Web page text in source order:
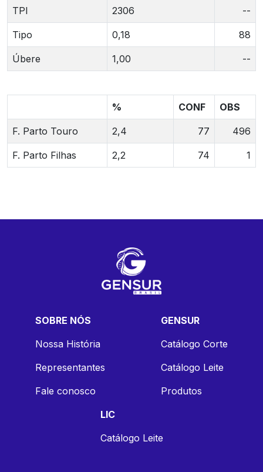
TPI 2306 --
Tipo 0,18 88
Úbere 1,00 --
% CONF OBS
F. Parto Touro 2,4 77 496
F. Parto Filhas 2,2 74 1
SOBRE NÓS
Nossa História
Representantes
Fale conosco
GENSUR
Catálogo Corte
Catálogo Leite
Produtos
LIC
Catálogo Leite